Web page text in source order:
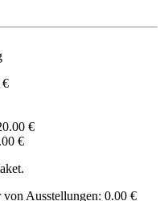
€
€
€
Ausstellungen: 0.00 €